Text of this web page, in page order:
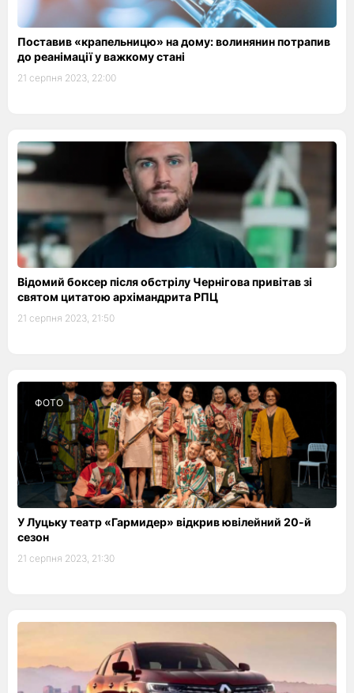
Поставив «крапельницю» на дому: волинянин потрапив
до реанімації у важкому стані
21 серпня 2023, 22:00
Відомий боксер після обстрілу Чернігова привітав зі
святом цитатою архімандрита РПЦ
21 серпня 2023, 21:50
ФОТО
У Луцьку театр «Гармидер» відкрив ювілейний 20-й
сезон
21 серпня 2023, 21:30